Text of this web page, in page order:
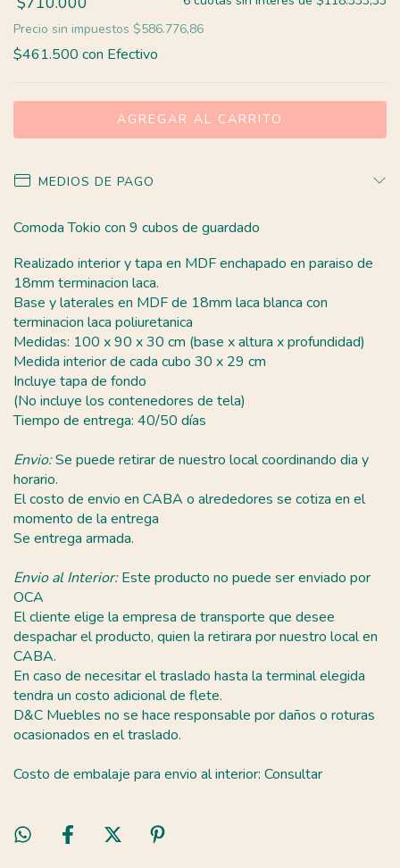
Precio sin impuestos $586.776,86
$461.500 con Efectivo
MEDIOS DE PAGO
Comoda Tokio con 9 cubos de guardado
Realizado interior y tapa en MDF enchapado en paraiso de
18mm terminacion laca.
Base y laterales en MDF de 18mm laca blanca con
terminacion laca poliuretanica
Medidas: 100 x 90 x 30 cm (base x altura x profundidad)
Medida interior de cada cubo 30 x 29 cm
Incluye tapa de fondo
(No incluye los contenedores de tela)
Tiempo de entrega: 40/50 días
Envio:Se puede retirar de nuestro local coordinando dia y
horario.
El costo de envio en CABA o alrededores se cotiza en el
momento de la entrega
Se entrega armada.
Envio al Interior:Este producto no puede ser enviado por
OCA
El cliente elige la empresa de transporte que desee
despachar el producto, quien la retirara por nuestro local en
CABA.
En caso de necesitar el traslado hasta la terminal elegida
tendra un costo adicional de flete.
D&C Muebles no se hace responsable por daños o roturas
ocasionados en el traslado.
Costo de embalaje para envio al interior: Consultar